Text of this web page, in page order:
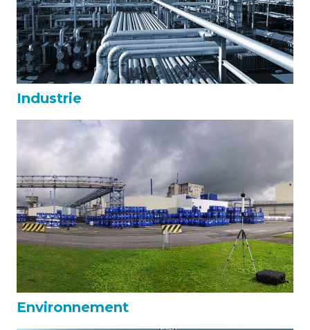
Industrie
Environnement